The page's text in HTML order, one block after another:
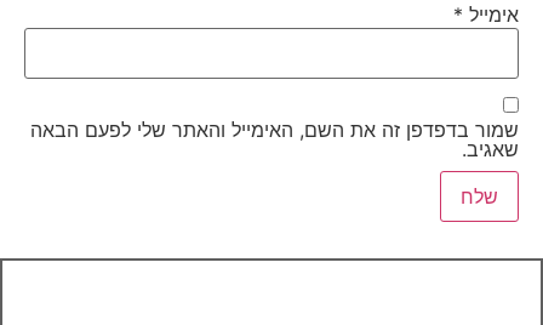
אימייל *
שמור בדפדפן זה את השם, האימייל והאתר שלי לפעם הבאה
שאגיב.